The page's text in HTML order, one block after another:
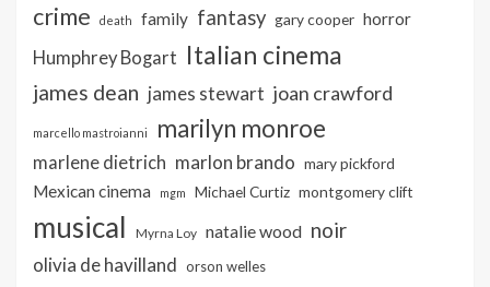
crime death family fantasy gary cooper horror
Humphrey Bogart Italian cinema
james dean james stewart joan crawford
marcello mastroianni marilyn monroe
marlene dietrich marlon brando mary pickford
Mexican cinema mgm Michael Curtiz montgomery clift
musical Myrna Loy natalie wood noir
olivia de havilland orson welles